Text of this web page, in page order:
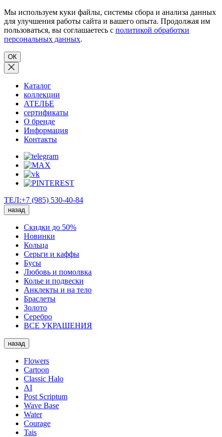
Мы используем куки файлы, системы сбора и анализа данных
для улучшения работы сайта и вашего опыта. Продолжая им
пользоваться, вы соглашаетесь с политикой обработки
персональных данных.
ОК
Каталог
коллекции
АТЕЛЬЕ
сертификаты
О бренде
Информация
Контакты
ТЕЛ:+7 (985) 530-40-84
назад
Скидки до 50%
Новинки
Кольца
Серьги и каффы
Бусы
Любовь и помолвка
Колье и подвески
Анклекты и на тело
Браслеты
Золото
Серебро
ВСЕ УКРАШЕНИЯ
назад
Flowers
Cartoon
Classic Halo
AI
Post Scriptum
Wave Base
Water
Courage
Tais